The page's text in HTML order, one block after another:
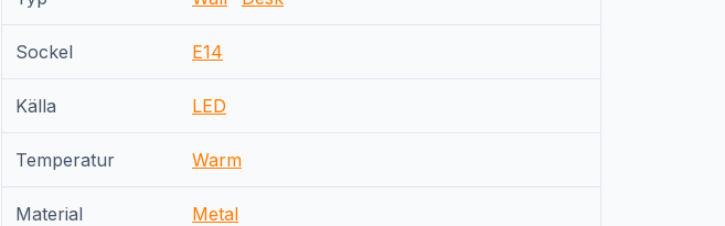
Sockel E14
Källa LED
Temperatur Warm
Material Metal